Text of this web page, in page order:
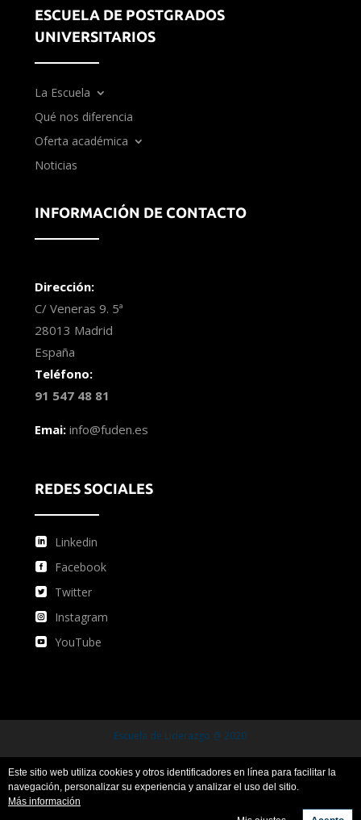
Este sitio web utiliza cookies y otros identificadores en línea para facilitar la
navegación, personalizar su experiencia y analizar el uso del sitio.
Más información
ESCUELA DE POSTGRADOS
UNIVERSITARIOS
La Escuela
Qué nos diferencia
Oferta académica
Noticias
INFORMACIÓN DE CONTACTO
Dirección:
C/ Veneras 9. 5ª
28013 Madrid
España
Teléfono:
91 547 48 81
Emai: info@fuden.es
REDES SOCIALES
Linkedin
Facebook
Twitter
Instagram
YouTube
Escuela de Liderazgo @ 2020
Condiciones de uso
Condiciones de compra
Política de privacidad y protección de datos